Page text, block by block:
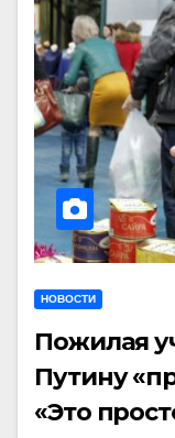
НОВОСТИ
Пожилая
Путину
«Это